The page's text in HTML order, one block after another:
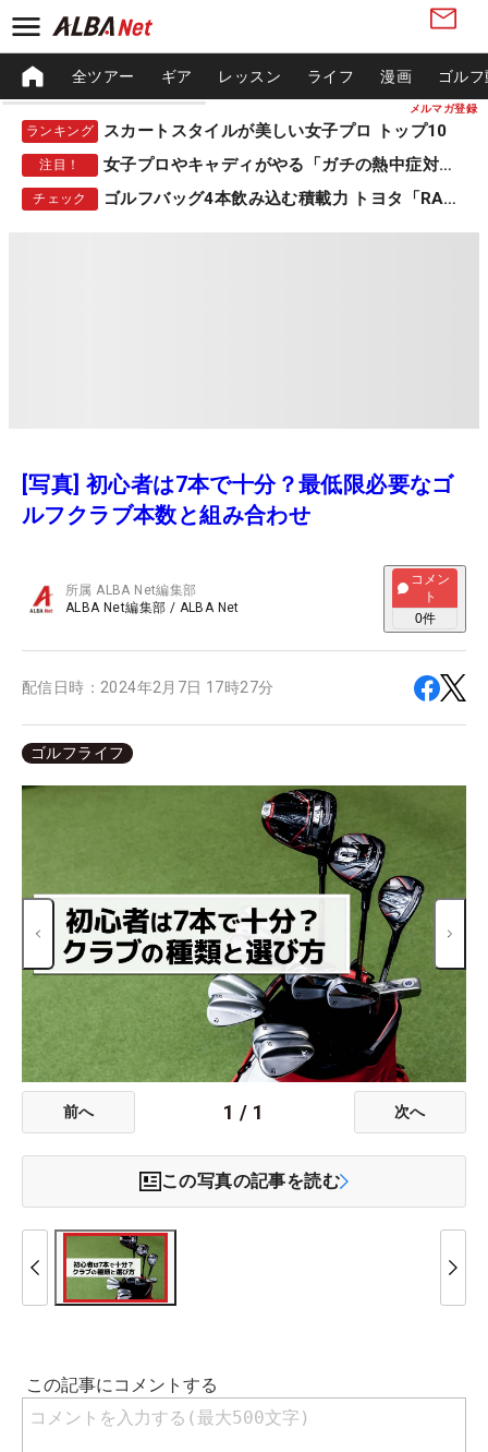
メルマガ登録
全ツアー ギア レッスン ライフ 漫画 ゴル
ランキング スカートスタイルが美しい女子プロ トップ10
注目！ 女子プロやキャディがやる「ガチの熱中症対策」
チェック ゴルフバッグ4本飲み込む積載力 トヨタ「RAV4」
[写真] 初心者は7本で十分？最低限必要なゴ
ルフクラブ本数と組み合わせ
所属ALBA Net編集部
ALBA Net編集部 / ALBA Net
コメン
ト
0件
配信日時： 2024年2月7日 17時27分
ゴルフライフ
前へ 1 / 1 次へ
この写真の記事を読む